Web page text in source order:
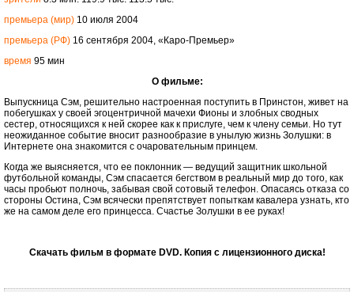
премьера (мир) 10 июля 2004
премьера (РФ) 16 сентября 2004, «Каро-Премьер»
время 95 мин
О фильме:
Выпускница Сэм, решительно настроенная поступить в Принстон, живет на
побегушках у своей эгоцентричной мачехи Фионы и злобных сводных
сестер, относящихся к ней скорее как к прислуге, чем к члену семьи. Но тут
неожиданное событие вносит разнообразие в унылую жизнь Золушки: в
Интернете она знакомится с очаровательным принцем.
Когда же выясняется, что ее поклонник — ведущий защитник школьной
футбольной команды, Сэм спасается бегством в реальный мир до того, как
часы пробьют полночь, забывая свой сотовый телефон. Опасаясь отказа со
стороны Остина, Сэм всячески препятствует попыткам кавалера узнать, кто
же на самом деле его принцесса. Счастье Золушки в ее руках!
Скачать фильм в формате DVD. Копия с лицензионного диска!